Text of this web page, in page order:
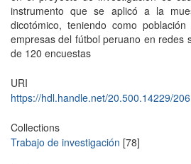
instrumento que se aplicó a la
dicotómico, teniendo como
empresas del fútbol peruano en redes
de 120 encuestas
URI
https://hdl.handle.net/20.500.14229/206
Collections
Trabajo de investigación [78]